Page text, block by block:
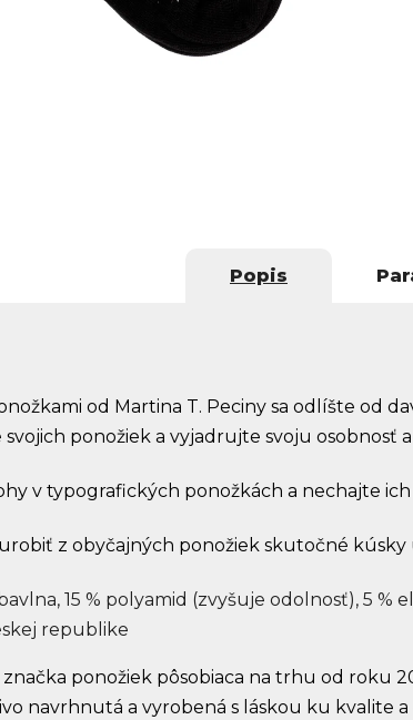
Popis
od Martina T. Peciny sa odlíšte od
ponožiek a vyjadrujte svoju osobnosť
v typografických ponožkách a nechajte
z obyčajných ponožiek skutočné kúsky
15 % polyamid (zvyšuje odolnosť), 5 %
republike
značka ponožiek pôsobiaca na trhu od roku
navrhnutá a vyrobená s láskou ku kvalite